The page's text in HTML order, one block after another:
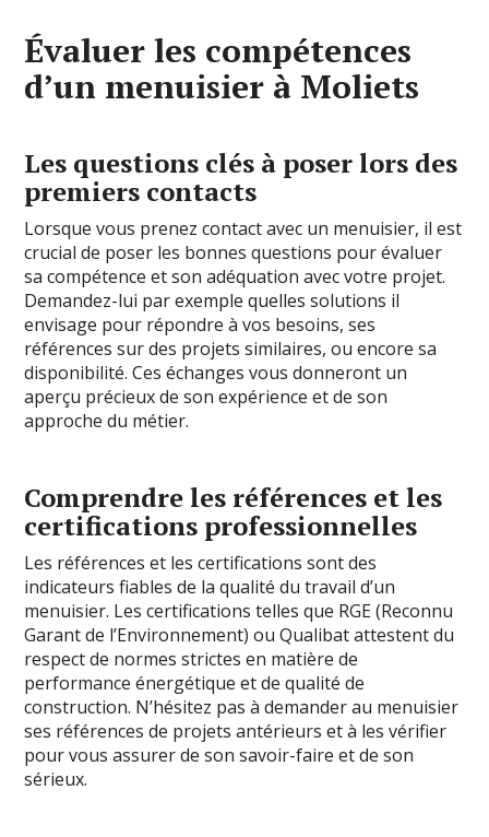
Évaluer les compétences
d’un menuisier à Moliets
Les questions clés à poser lors des
premiers contacts
Lorsque vous prenez contact avec un menuisier, il est
crucial de poser les bonnes questions pour évaluer
sa compétence et son adéquation avec votre projet.
Demandez-lui par exemple quelles solutions il
envisage pour répondre à vos besoins, ses
références sur des projets similaires, ou encore sa
disponibilité. Ces échanges vous donneront un
aperçu précieux de son expérience et de son
approche du métier.
Comprendre les références et les
certifications professionnelles
Les références et les certifications sont des
indicateurs fiables de la qualité du travail d’un
menuisier. Les certifications telles que RGE (Reconnu
Garant de l’Environnement) ou Qualibat attestent du
respect de normes strictes en matière de
performance énergétique et de qualité de
construction. N’hésitez pas à demander au menuisier
ses références de projets antérieurs et à les vérifier
pour vous assurer de son savoir-faire et de son
sérieux.